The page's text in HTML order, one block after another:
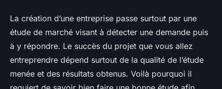
La création d’une entreprise passe surtout par une
étude de marché visant à détecter une demande puis
à y répondre. Le succès du projet que vous allez
entreprendre dépend surtout de la qualité de l’étude
menée et des résultats obtenus. Voilà pourquoi il